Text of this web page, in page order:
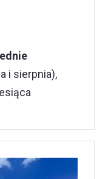
i sierpnia),